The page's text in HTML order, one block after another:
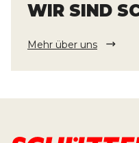
WIR SIND
Mehr über uns